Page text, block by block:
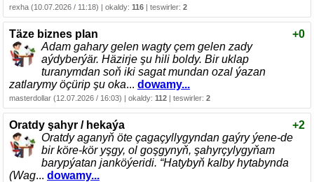
rexha (10.07.2026 / 11:18) | okaldy: 116 | teswirler: 2
Täze biznes plan
+0
Adam gahary gelen wagty çem gelen zady
aýdyberýär. Häzirje şu hili boldy. Bir uklap
turanymdan soň iki sagat mundan ozal ýazan
zatlarymy öçürip şu oka... dowamy...
masterdollar (12.07.2026 / 16:03) | okaldy: 112 | teswirler: 2
Oratdy şahyr / hekaýa
+2
Oratdy aganyň öte çagaçyllygyndan gaýry ýene-de
bir köre-kör yşgy, ol goşgynyň, şahyrçylygyňam
barypýatan janköýeridi. “Hatybyň kalby hytabynda
(Wag... dowamy...